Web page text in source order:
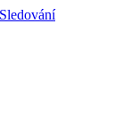
Sledování